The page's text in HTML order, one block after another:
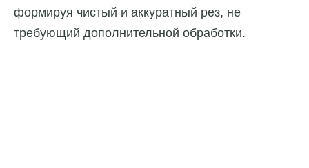
формируя чистый и аккуратный рез, не
требующий дополнительной обработки.